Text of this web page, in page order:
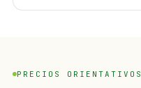
PRECIOS ORIENTATIVOS